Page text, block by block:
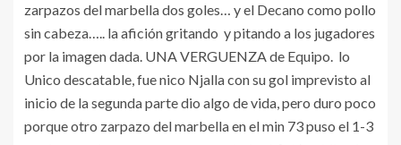
zarpazos del marbella dos goles… y el Decano como pollo
sin cabeza….. la afición gritando y pitando a los jugadores
por la imagen dada. UNA VERGUENZA de Equipo. lo
Unico descatable, fue nico Njalla con su gol imprevisto al
inicio de la segunda parte dio algo de vida, pero duro poco
porque otro zarpazo del marbella en el min 73 puso el 1-3